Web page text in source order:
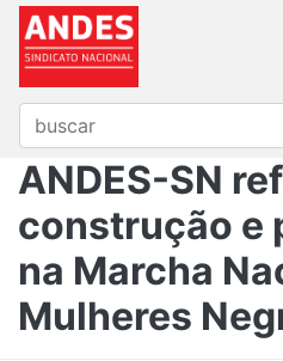
ANDES-SN
construção e
na Marcha
Mulheres